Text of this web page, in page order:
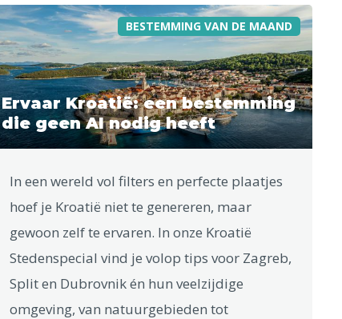
BESTEMMING VAN DE MAAND
Ervaar Kroatië: een bestemming
die geen AI nodig heeft
In een wereld vol filters en perfecte plaatjes
hoef je Kroatië niet te genereren, maar
gewoon zelf te ervaren. In onze Kroatië
Stedenspecial vind je volop tips voor Zagreb,
Split en Dubrovnik én hun veelzijdige
omgeving, van natuurgebieden tot